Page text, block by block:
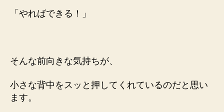
「やればできる！」
そんな前向きな気持ちが、
小さな背中をスッと押してくれているのだと思い
ます。